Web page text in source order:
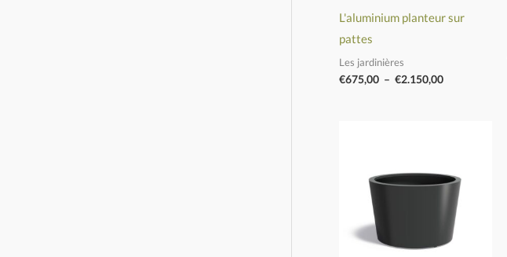
L'aluminium planteur sur
pattes
Les jardinières
€675,00 – €2.150,00
à
€4.400,00